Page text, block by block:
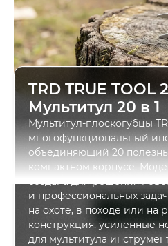
TRD TRUE TOOL
Мультитул 20 в 1
Мультитул-плоскогубцы
многофункциональный
объединяющий 20
компактном корпусе.
создана для решения
и профессиональных
на охоте, в походе или на
конструкция, усиленные
для мультитула
Читать